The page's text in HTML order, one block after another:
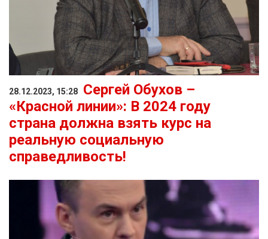
28.12.2023, 15:28
Сергей Обухов –
«Красной линии»: В 2024 году
страна должна взять курс на
реальную социальную
справедливость!